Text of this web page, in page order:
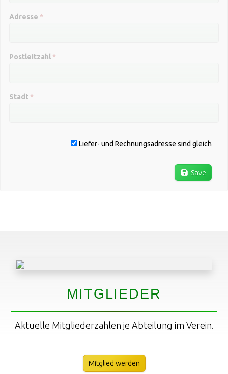
Adresse *
Postleitzahl *
Stadt *
Liefer- und Rechnungsadresse sind gleich
Save
MITGLIEDER
Aktuelle Mitgliederzahlen je Abteilung im Verein.
Mitglied werden